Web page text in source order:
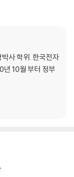
사 학위. 한국전자
10월 부터 정부